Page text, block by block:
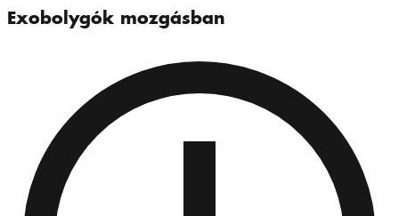
Exobolygók mozgásban